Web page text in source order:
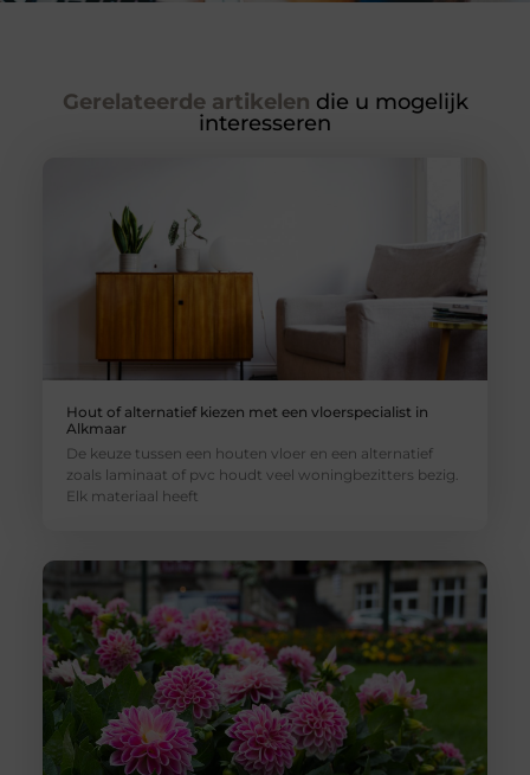
Gerelateerde artikelen die u mogelijk
interesseren
Hout of alternatief kiezen met een vloerspecialist in
Alkmaar
De keuze tussen een houten vloer en een alternatief
zoals laminaat of pvc houdt veel woningbezitters bezig.
Elk materiaal heeft